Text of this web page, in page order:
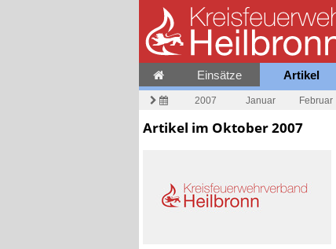
Einsätze Artikel
2007 Januar Februar
Artikel im Oktober 2007